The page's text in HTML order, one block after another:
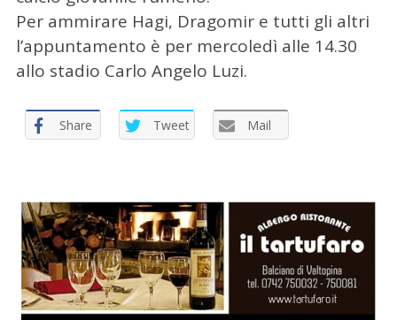
Per ammirare Hagi, Dragomir e tutti gli altri
l’appuntamento è per mercoledì alle 14.30
allo stadio Carlo Angelo Luzi.
Share Tweet Mail